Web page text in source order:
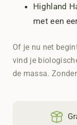
Highland
met een
Of je nu net
vind je
de massa.